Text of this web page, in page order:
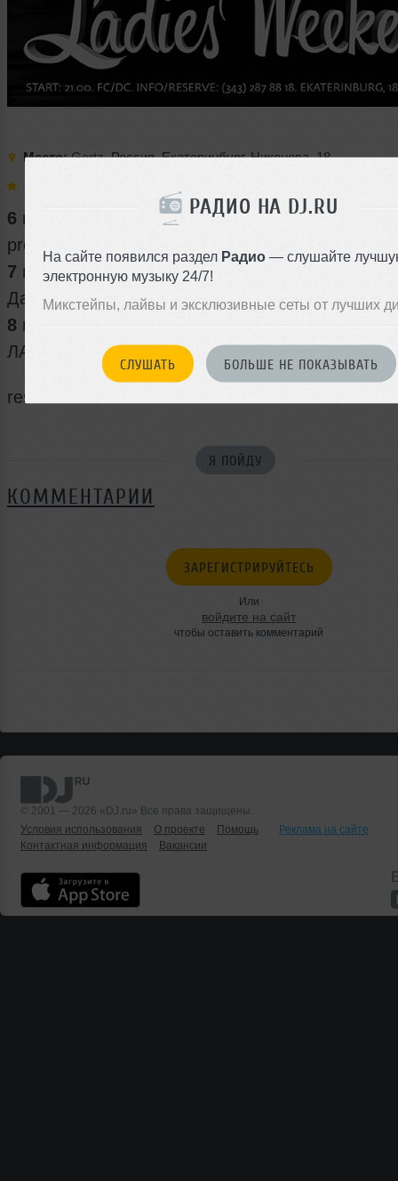
РАДИО НА DJ.RU
На сайте появился раздел Радио — слушайте
электронную музыку 24/7!
Микстейпы, лайвы и эксклюзивные сеты от лучших
СЛУШАТЬ БОЛЬШЕ НЕ ПОКАЗЫВАТЬ
Место:Gertz,Россия,Екатеринбург,Никонова,18
6 марта
pre-party by DJ Slesar
7 марта
Даша Максимова
8 марта
ЛАНА
reserve 287-88-18
Я ПОЙДУ
КОММЕНТАРИИ
ЗАРЕГИСТРИРУЙТЕСЬ
Или
войдите на сайт
чтобы оставить комментарий
© 2001 — 2026 «DJ.ru» Все права защищены.
Условия использования
О проекте Помощь
Реклама на сайте
Контактная информация
Вакансии